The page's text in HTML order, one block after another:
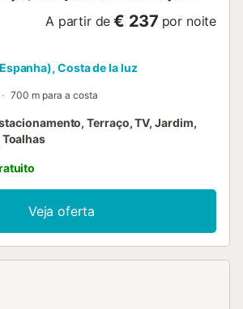
A partir de € 237 por noite
Costa de la luz
700 m para a costa
Terraço, TV, Jardim,
Toalhas
Veja oferta